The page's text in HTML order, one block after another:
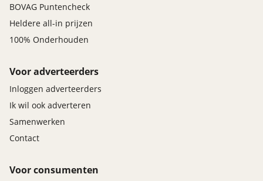
BOVAG Puntencheck
Heldere all-in prijzen
100% Onderhouden
Voor adverteerders
Inloggen adverteerders
Ik wil ook adverteren
Samenwerken
Contact
Voor consumenten